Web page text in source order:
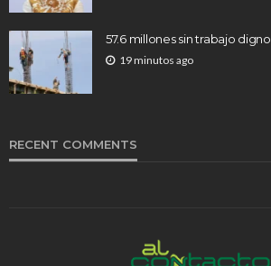
57.6 millones sin trabajo digno.
19 minutos ago
RECENT COMMENTS